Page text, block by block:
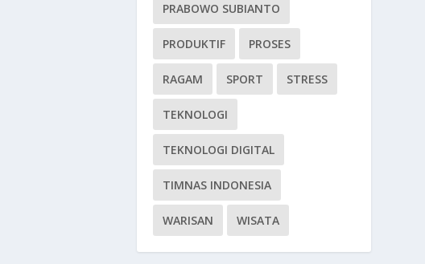
PRABOWO SUBIANTO
PRODUKTIF PROSES
RAGAM SPORT STRESS
TEKNOLOGI
TEKNOLOGI DIGITAL
TIMNAS INDONESIA
WARISAN WISATA